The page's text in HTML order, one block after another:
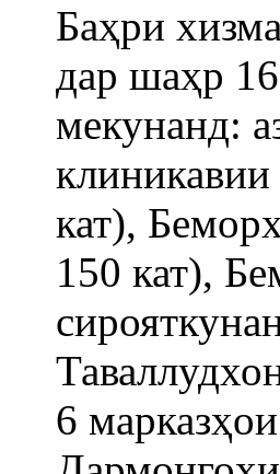
Баҳри
дар шаҳр
мекунанд:
кат),
150 кат),
6